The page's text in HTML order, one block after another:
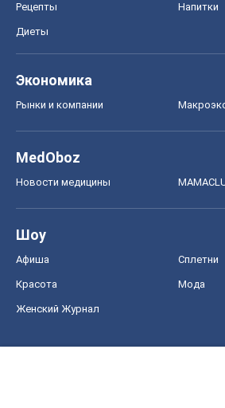
Рецепты Напитки
Диеты
Экономика
Рынки и компании
MedOboz
Новости медицины
Шоу
Афиша Сплетни
Красота Мода
Женский Журнал